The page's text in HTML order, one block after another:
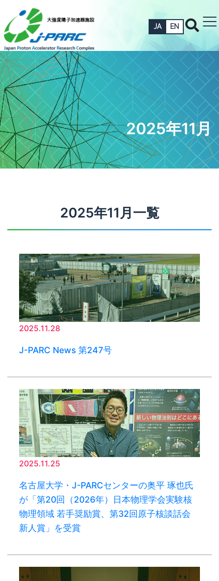
JA EN
2025年11月
2025年11月一覧
2025.11.28
J-PARC News 第247号
2025.11.25
名古屋大学・J-PARCセンターの奥平 琢也氏
が「第20回（2026年）日本物理学会実験核
物理領域 若手奨励賞、第32回原子核談話会
新人賞」を受賞